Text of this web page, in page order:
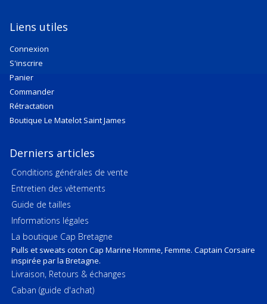
Liens utiles
Connexion
S'inscrire
Panier
Commander
Rétractation
Boutique Le Matelot Saint James
Derniers articles
Conditions générales de vente
Entretien des vêtements
Guide de tailles
Informations légales
La boutique Cap Bretagne
Pulls et sweats coton Cap Marine Homme, Femme. Captain Corsaire
inspirée par la Bretagne.
Livraison, Retours & échanges
Caban (guide d'achat)